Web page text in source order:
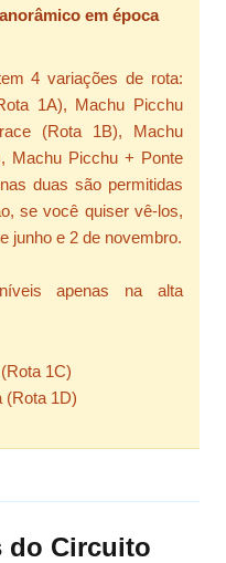
em época
4 variações de rota:
1A), Machu Picchu
(Rota 1B), Machu
Machu Picchu + Ponte
duas são permitidas
se você quiser vê-los,
junho e 2 de novembro.
apenas na alta
1C)
(Rota 1D)
do Circuito